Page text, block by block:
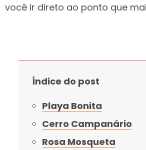
você ir direto ao ponto que
Índice do post
Playa Bonita
Cerro Campanário
Rosa Mosqueta